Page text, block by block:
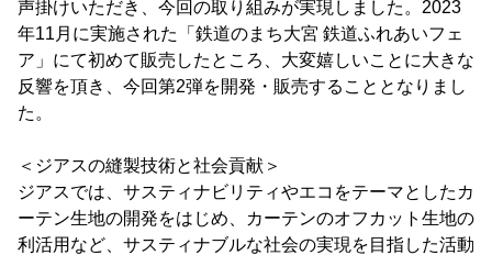
声掛けいただき、今回の取り組みが実現しました。2023
年11月に実施された「鉄道のまち大宮 鉄道ふれあいフェ
ア」にて初めて販売したところ、大変嬉しいことに大きな
反響を頂き、今回第2弾を開発・販売することとなりまし
た。
＜ジアスの縫製技術と社会貢献＞
ジアスでは、サスティナビリティやエコをテーマとしたカ
ーテン生地の開発をはじめ、カーテンのオフカット生地の
利活用など、サスティナブルな社会の実現を目指した活動